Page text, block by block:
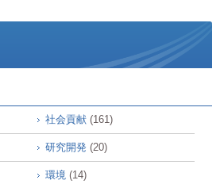
社会貢献 (161)
研究開発 (20)
環境 (14)